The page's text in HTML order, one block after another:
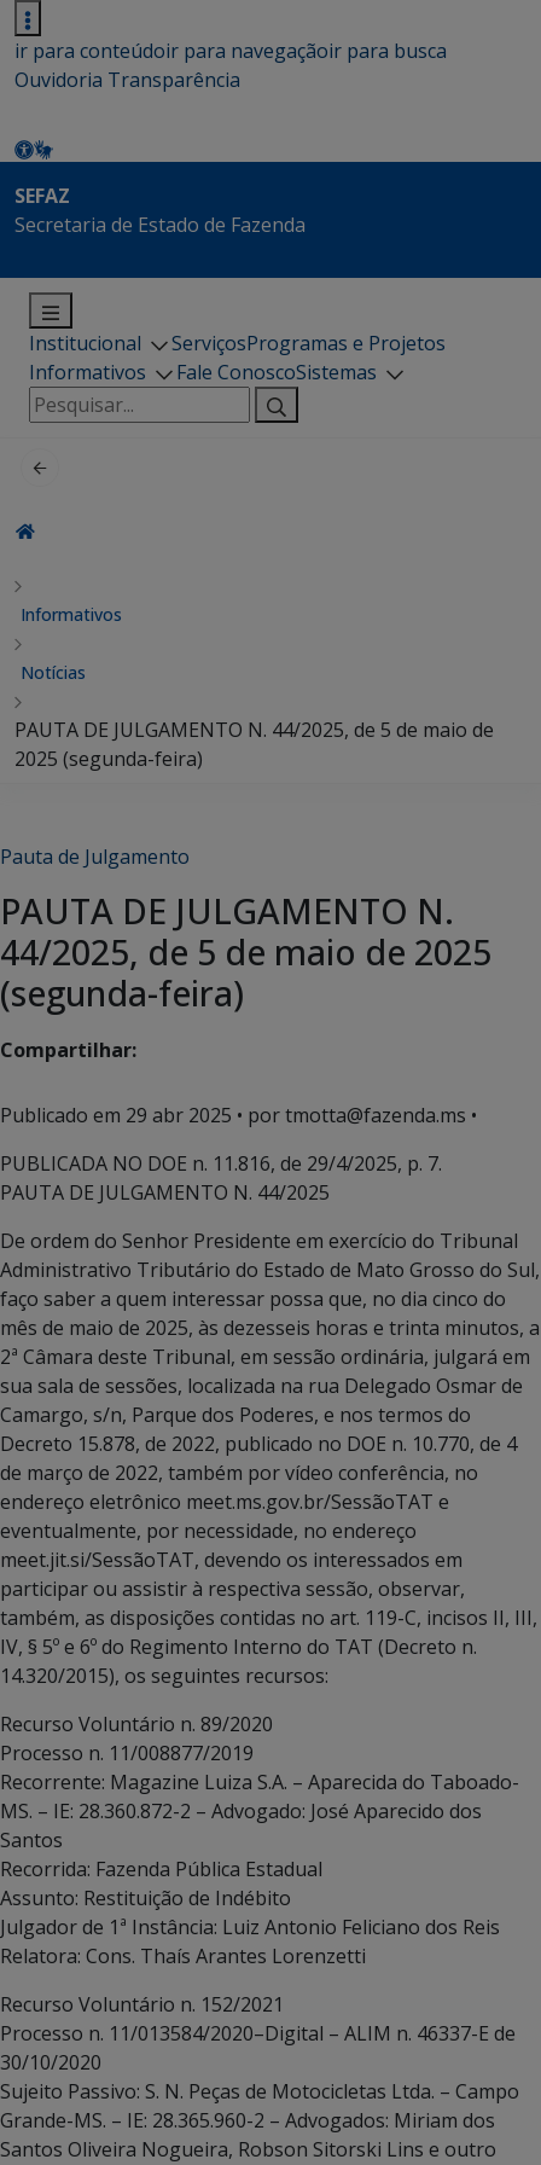
ir para conteúdoir para navegaçãoir para busca
Ouvidoria Transparência
SEFAZ
Secretaria de Estado de Fazenda
Institucional ServiçosProgramas e Projetos
Informativos
Fale ConoscoSistemas
Pesquisar
por:
Informativos
Notícias
PAUTA DE JULGAMENTO N. 44/2025, de 5 de maio de
2025 (segunda-feira)
Pauta de Julgamento
PAUTA DE JULGAMENTO N.
44/2025, de 5 de maio de 2025
(segunda-feira)
Compartilhar:
Publicado em 29 abr 2025 • por tmotta@fazenda.ms •
PUBLICADA NO DOE n. 11.816, de 29/4/2025, p. 7.
PAUTA DE JULGAMENTO N. 44/2025
De ordem do Senhor Presidente em exercício do Tribunal
Administrativo Tributário do Estado de Mato Grosso do Sul,
faço saber a quem interessar possa que, no dia cinco do
mês de maio de 2025, às dezesseis horas e trinta minutos, a
2ª Câmara deste Tribunal, em sessão ordinária, julgará em
sua sala de sessões, localizada na rua Delegado Osmar de
Camargo, s/n, Parque dos Poderes, e nos termos do
Decreto 15.878, de 2022, publicado no DOE n. 10.770, de 4
de março de 2022, também por vídeo conferência, no
endereço eletrônico meet.ms.gov.br/SessãoTAT e
eventualmente, por necessidade, no endereço
meet.jit.si/SessãoTAT, devendo os interessados em
participar ou assistir à respectiva sessão, observar,
também, as disposições contidas no art. 119-C, incisos II, III,
IV, § 5º e 6º do Regimento Interno do TAT (Decreto n.
14.320/2015), os seguintes recursos:
Recurso Voluntário n. 89/2020
Processo n. 11/008877/2019
Recorrente: Magazine Luiza S.A. – Aparecida do Taboado-
MS. – IE: 28.360.872-2 – Advogado: José Aparecido dos
Santos
Recorrida: Fazenda Pública Estadual
Assunto: Restituição de Indébito
Julgador de 1ª Instância: Luiz Antonio Feliciano dos Reis
Relatora: Cons. Thaís Arantes Lorenzetti
Recurso Voluntário n. 152/2021
Processo n. 11/013584/2020–Digital – ALIM n. 46337-E de
30/10/2020
Sujeito Passivo: S. N. Peças de Motocicletas Ltda. – Campo
Grande-MS. – IE: 28.365.960-2 – Advogados: Miriam dos
Santos Oliveira Nogueira, Robson Sitorski Lins e outro